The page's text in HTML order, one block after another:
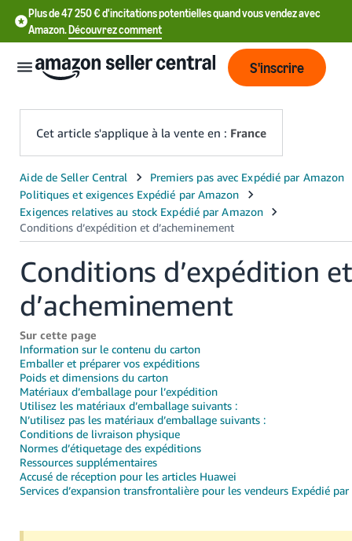
Plus de 47 250 € d'incitations potentielles quand vous vendez avec
Amazon.Découvrez comment
中
文
-
CN
中
文
TW
Deutsch
- DE
Français
- FR
Italiano
- IT
日
S'inscrire
Cet article s'applique à la vente en : France
Conditions d’expédition et
d’acheminement
Sur cette page
Information sur le contenu du carton
Emballer et préparer vos expéditions
Poids et dimensions du carton
Matériaux d’emballage pour l’expédition
Utilisez les matériaux d’emballage suivants :
N’utilisez pas les matériaux d’emballage suivants :
Conditions de livraison physique
Normes d’étiquetage des expéditions
Ressources supplémentaires
Accusé de réception pour les articles Huawei
Services d’expansion transfrontalière pour les vendeurs Expédié